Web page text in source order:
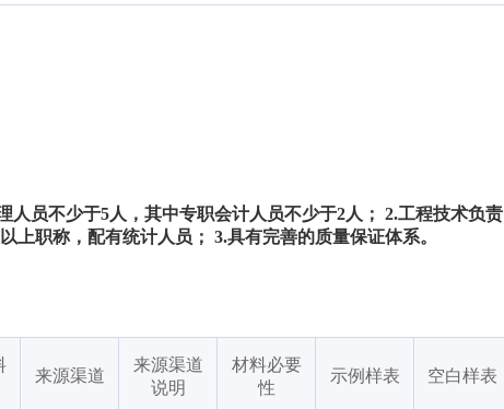
员不少于5人，其中专职会计人员不少于2人； 2.工程技术负责
职称，配有统计人员； 3.具有完善的质量保证体系。
来源渠道
来源渠道
说明
材料必要
性
示例样表 空白样表